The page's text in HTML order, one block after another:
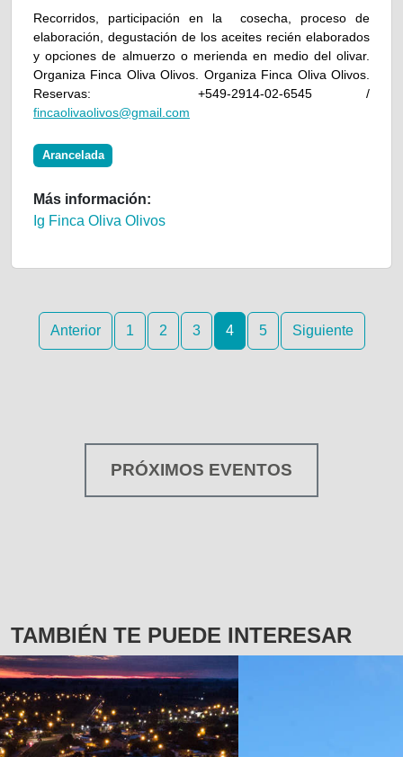
Recorridos, participación en la cosecha, proceso de
elaboración, degustación de los aceites recién elaborados
y opciones de almuerzo o merienda en medio del olivar.
Organiza Finca Oliva Olivos. Organiza Finca Oliva Olivos.
Reservas: +549-2914-02-6545 /
fincaolivaolivos@gmail.com
Arancelada
Más información:
Ig Finca Oliva Olivos
Anterior 1 2 3 4 5 Siguiente
PRÓXIMOS EVENTOS
TAMBIÉN TE PUEDE INTERESAR